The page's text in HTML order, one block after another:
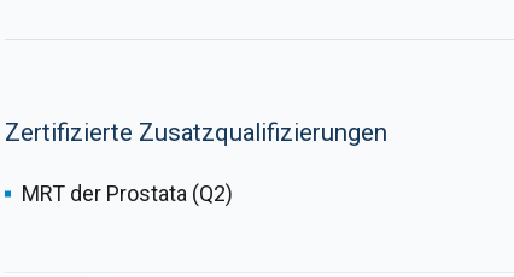
Zertifizierte Zusatzqualifizierungen
MRT der Prostata (Q2)